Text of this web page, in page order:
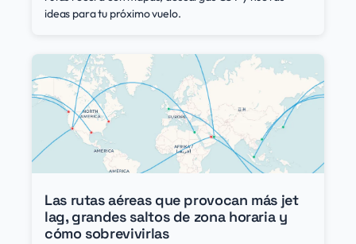
ideas para tu próximo vuelo.
Las rutas aéreas que provocan más jet
lag, grandes saltos de zona horaria y
cómo sobrevivirlas